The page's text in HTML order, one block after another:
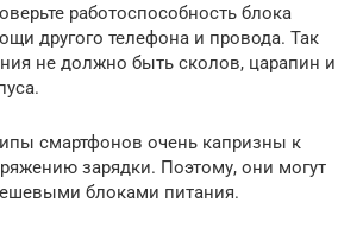
работоспособность блока
другого телефона и провода. Так
не должно быть сколов, царапин и
смартфонов очень капризны к
зарядки. Поэтому, они могут
блоками питания.